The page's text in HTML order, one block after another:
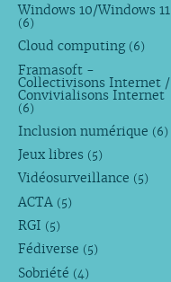
Windows 10/Windows 11
(6)
Cloud computing (6)
Framasoft -
Collectivisons Internet /
Convivialisons Internet
(6)
Inclusion numérique (6)
Jeux libres (5)
Vidéosurveillance (5)
ACTA (5)
RGI (5)
Fédiverse (5)
Sobriété (4)